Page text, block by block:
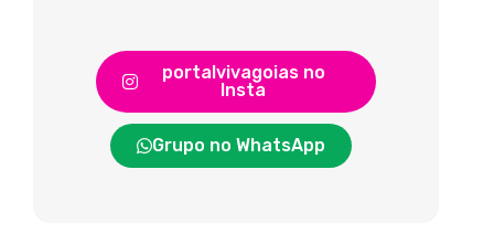
portalvivagoias no
Insta
Grupo no WhatsApp